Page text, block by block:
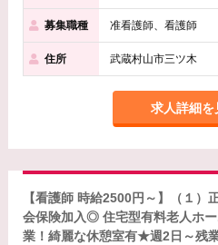
募集職種 准看護師、看護師
住所 武蔵村山市三ツ木
求人詳細を
【看護師 時給2500円～】（１
会保険加入◎ 住宅型有料老人ホ
業！綺麗な休憩室有★週2日～残